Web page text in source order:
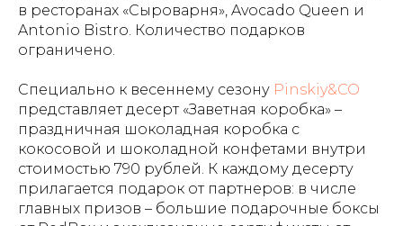
в ресторанах «Сыроварня», Avocado Queen и
Antonio Bistro. Количество подарков
ограничено.
Специально к весеннему сезону Pinskiy&CO
представляет десерт «Заветная коробка» –
праздничная шоколадная коробка с
кокосовой и шоколадной конфетами внутри
стоимостью 790 рублей. К каждому десерту
прилагается подарок от партнеров: в числе
главных призов – большие подарочные боксы